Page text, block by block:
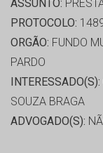
ASSUNTO:
PROTOCOLO:
ORGÃO: FUNDO
PARDO
INTERESSADO(S):
SOUZA BRAGA
ADVOGADO(S):